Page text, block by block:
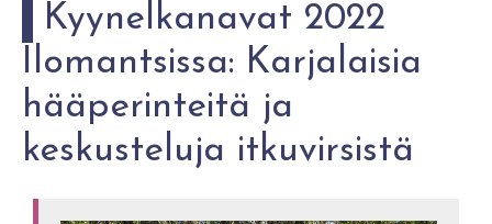
Kyynelkanavat 2022
Ilomantsissa: Karjalaisia
hääperinteitä ja
keskusteluja itkuvirsistä